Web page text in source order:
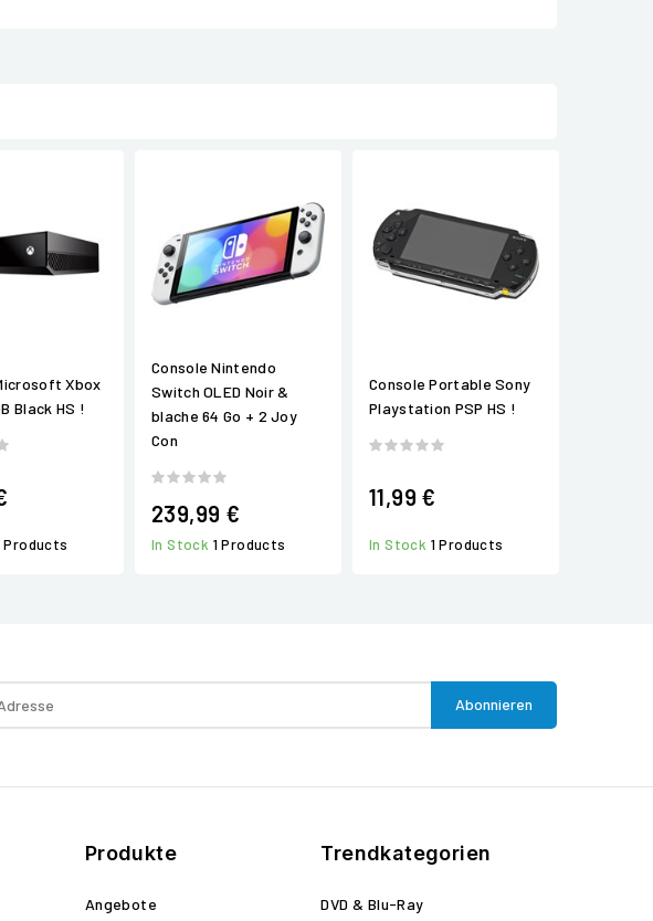
Xbox
Black HS !
Products
Console Nintendo
Switch OLED Noir &
blache 64 Go + 2 Joy
Con
239,99 €
In Stock 1 Products
Console Portable Sony
Playstation PSP HS !
11,99 €
In Stock 1 Products
Produkte
Angebote
Trendkategorien
DVD & Blu-Ray